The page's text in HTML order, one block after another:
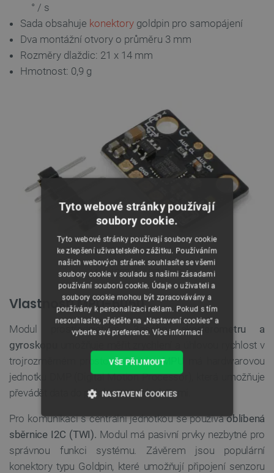
° / s
Sada obsahuje konektory goldpin pro samopájení
Dva montážní otvory o průměru 3 mm
Rozměry dlaždic: 21 x 14 mm
Hmotnost: 0,9 g
Modul DFRobot SEN0142 .
Vlastnosti MPU-6050
Modul prostřednictvím3osého akcelerometru a
gyroskopu
umožňuje měřit zrychlení a úhlovou rychlost v
trojrozměrném prostoru. Systém MPU
má hardwarovou
jednotku DMP (Digital Motion Processor), která umožňuje
převádět data do polohy ve vztahu k Zemi.
Pro komunikaci s centrální jednotkou se používáoblíbená
sběrnice I2C (TWI). Modul má pasivní prvky nezbytné pro
správnou funkci systému. Závěrem jsou populární
konektory typu Goldpin, které umožňují připojení senzoru
Tyto webové stránky používají
soubory cookie.
Tyto webové stránky používají soubory cookie
ke zlepšení uživatelského zážitku. Používáním
našich webových stránek souhlasíte se všemi
soubory cookie v souladu s našimi zásadami
používání souborů cookie. Údaje o uživateli a
soubory cookie mohou být zpracovávány a
používány k personalizaci reklam. Pokud s tím
nesouhlasíte, přejděte na „Nastavení cookies“ a
vyberte své preference. Více informací
VŠE PŘIJMOUT
NASTAVENÍ COOKIES
NEZBYTNĚ NUTNÉ SOUBORY
VÝKONOVÉ SOUBORY